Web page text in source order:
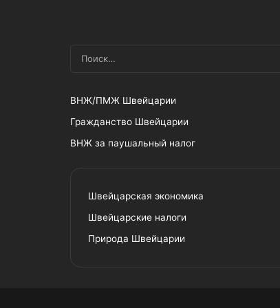
ВНЖ/ПМЖ Швейцарии
Гражданство Швейцарии
ВНЖ за паушальный налог
Швейцарская экономика
Швейцарские налоги
Природа Швейцарии